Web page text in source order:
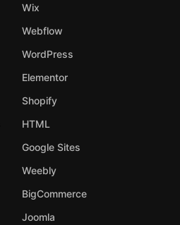
Wix
Webflow
WordPress
Elementor
Shopify
HTML
Google Sites
Weebly
BigCommerce
Joomla